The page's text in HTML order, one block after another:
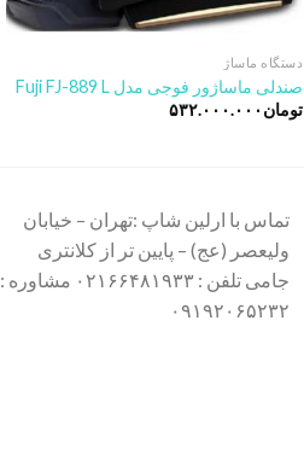
دستگاه ماساژ
صندلی ماساژور فوجی مدل Fuji FJ-889 L
تومان۵۳۲.۰۰۰.۰۰۰
تماس با ارلین شاپ :تهران – خیابان
ولیعصر (عج) – پایین تر از کلانتری
جامی تلفن : ۰۲۱۶۶۴۸۱۹۳۳ مشاوره :
۰۹۱۹۲۰۶۵۲۳۲